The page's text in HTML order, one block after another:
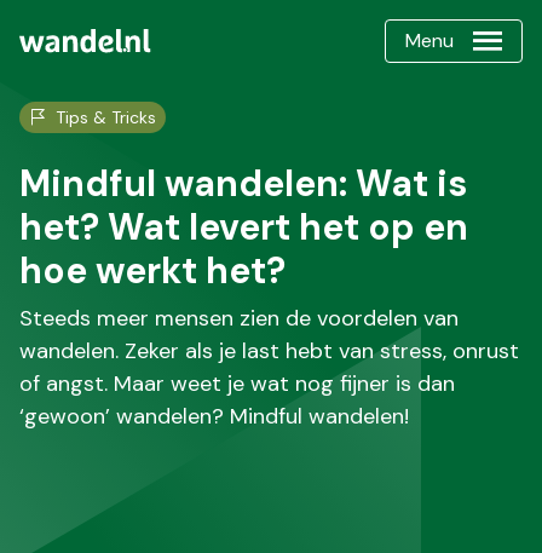
Menu
Tips & Tricks
Mindful wandelen: Wat is
het? Wat levert het op en
hoe werkt het?
Steeds meer mensen zien de voordelen van
wandelen. Zeker als je last hebt van stress, onrust
of angst. Maar weet je wat nog fijner is dan
‘gewoon’ wandelen? Mindful wandelen!